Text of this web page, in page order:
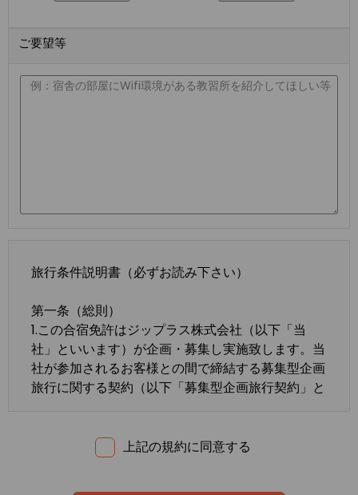
ご要望等
旅行条件説明書（必ずお読み下さい）
第一条（総則）
1.この合宿免許はジップラス株式会社（以下「当
社」といいます）が企画・募集し実施致します。当
社が参加されるお客様との間で締結する募集型企画
旅行に関する契約（以下「募集型企画旅行契約」と
たは一般に確立された慣習によるものとします。
上記の規約に同意する